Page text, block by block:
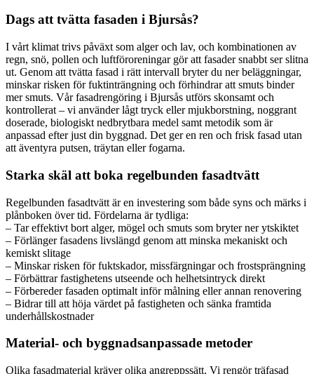
Dags att tvätta fasaden i Bjursås?
I vårt klimat trivs påväxt som alger och lav, och kombinationen av
regn, snö, pollen och luftföroreningar gör att fasader snabbt ser slitna
ut. Genom att tvätta fasad i rätt intervall bryter du ner beläggningar,
minskar risken för fuktinträngning och förhindrar att smuts binder
mer smuts. Vår fasadrengöring i Bjursås utförs skonsamt och
kontrollerat – vi använder lågt tryck eller mjukborstning, noggrant
doserade, biologiskt nedbrytbara medel samt metodik som är
anpassad efter just din byggnad. Det ger en ren och frisk fasad utan
att äventyra putsen, träytan eller fogarna.
Starka skäl att boka regelbunden fasadtvätt
Regelbunden fasadtvätt är en investering som både syns och märks i
plånboken över tid. Fördelarna är tydliga:
– Tar effektivt bort alger, mögel och smuts som bryter ner ytskiktet
– Förlänger fasadens livslängd genom att minska mekaniskt och
kemiskt slitage
– Minskar risken för fuktskador, missfärgningar och frostsprängning
– Förbättrar fastighetens utseende och helhetsintryck direkt
– Förbereder fasaden optimalt inför målning eller annan renovering
– Bidrar till att höja värdet på fastigheten och sänka framtida
underhållskostnader
Material- och byggnadsanpassade metoder
Olika fasadmaterial kräver olika angreppssätt. Vi rengör träfasad